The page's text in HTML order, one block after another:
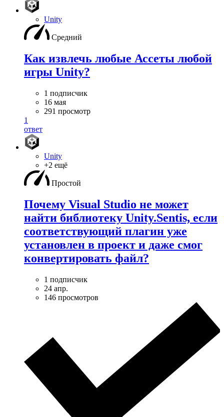
Unity
Средний
Как извлечь любые Ассеты любой
игры Unity?
1 подписчик
16 мая
291 просмотр
1
ответ
Unity
+2 ещё
Простой
Почему Visual Studio не может
найти библиотеку Unity.Sentis, если
соответствующий плагин уже
установлен в проект и даже смог
конвертировать файл?
1 подписчик
24 апр.
146 просмотров